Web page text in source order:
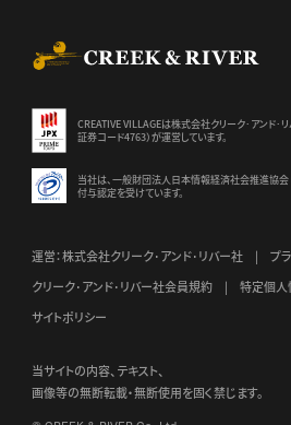
CREATIVE VILLAGEは株式会社クリーク･アンド･
証券コード4763）が運営しています。
当社は、一般財団法人日本情報経済社会推進協会
付与認定を受けています。
運営：株式会社クリーク･アンド･リバー社
プ
クリーク･アンド･リバー社会員規約
特定個
サイトポリシー
当サイトの内容、テキスト、
画像等の無断転載・無断使用を固く禁じます。